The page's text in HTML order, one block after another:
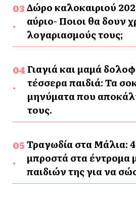
Δώρο καλοκαιριού
αύριο- Ποιοι θα δουν
λογαριασμούς τους;
Γιαγιά και μαμά
τέσσερα παιδιά: Τα
μηνύματα που
τους.
Τραγωδία στα Μάλια:
μπροστά στα έντρομα
παιδιών της για να